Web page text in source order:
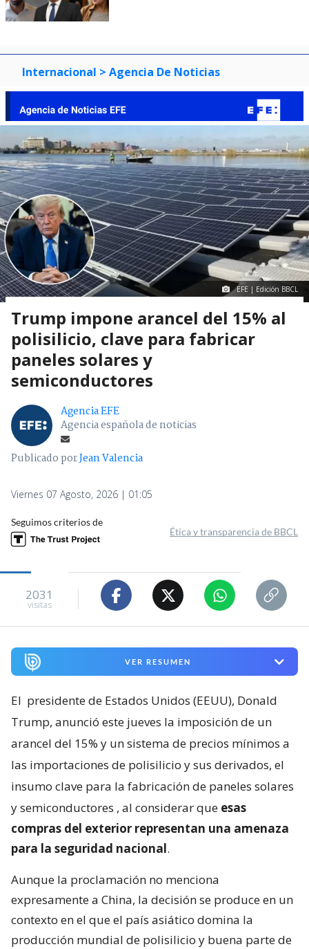
Internacional > Agencia De Noticias
EFE | Edición BBCL
Trump impone arancel del 15% al
polisilicio, clave para fabricar
paneles solares y
semiconductores
Agencia EFE
Agencia española de noticias
Publicado porJean Valencia
Viernes 07 Agosto, 2026 | 01:05
Seguimos criterios de
Ética y transparencia de BBCL
2031
visitas
VER RESUMEN
El presidente de Estados Unidos (EEUU), Donald
Trump, anunció este jueves la imposición de un
arancel del 15% y un sistema de precios mínimos a
las importaciones de polisilicio y sus derivados, el
insumo clave para la fabricación de paneles solares
y semiconductores , al considerar que esas
compras del exterior representan una amenaza
para la seguridad nacional.
Aunque la proclamación no menciona
expresamente a China, la decisión se produce en un
contexto en el que el país asiático domina la
producción mundial de polisilicio y buena parte de